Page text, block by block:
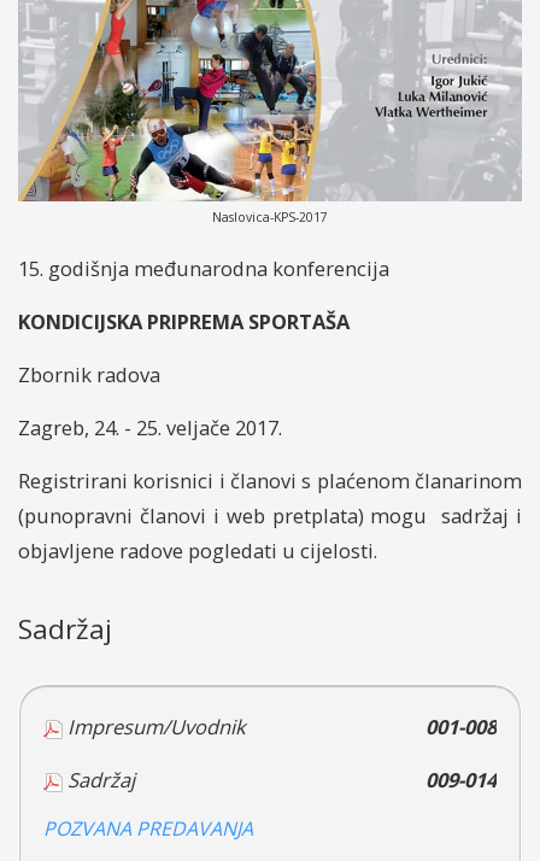
Naslovica-KPS-2017
15. godišnja međunarodna konferencija
KONDICIJSKA PRIPREMA SPORTAŠA
Zbornik radova
Zagreb, 24. - 25. veljače 2017.
Registrirani korisnici i članovi s plaćenom članarinom
(punopravni članovi i web pretplata) mogu sadržaj i
objavljene radove pogledati u cijelosti.
Sadržaj
Impresum/Uvodnik
001-008
Sadržaj
009-014
POZVANA PREDAVANJA